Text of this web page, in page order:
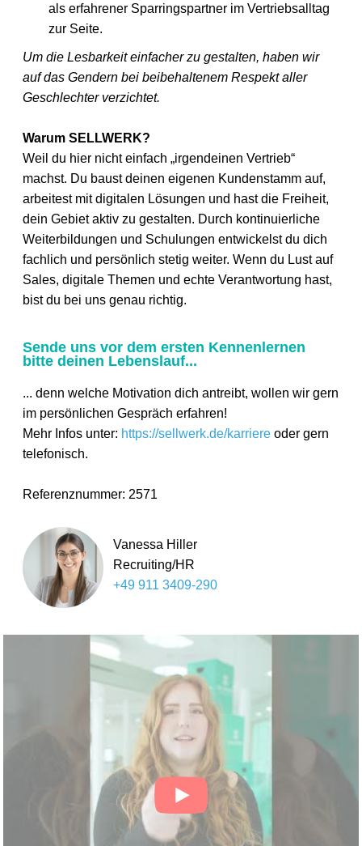
als erfahrener Sparringspartner im Vertriebsalltag
zur Seite.
Um die Lesbarkeit einfacher zu gestalten, haben wir
auf das Gendern bei beibehaltenem Respekt aller
Geschlechter verzichtet.
Warum SELLWERK?
Weil du hier nicht einfach „irgendeinen Vertrieb“
machst. Du baust deinen eigenen Kundenstamm auf,
arbeitest mit digitalen Lösungen und hast die Freiheit,
dein Gebiet aktiv zu gestalten. Durch kontinuierliche
Weiterbildungen und Schulungen entwickelst du dich
fachlich und persönlich stetig weiter. Wenn du Lust auf
Sales, digitale Themen und echte Verantwortung hast,
bist du bei uns genau richtig.
Sende uns vor dem ersten Kennenlernen
bitte deinen Lebenslauf...
... denn welche Motivation dich antreibt, wollen wir gern
im persönlichen Gespräch erfahren!
Mehr Infos unter: https://sellwerk.de/karriere oder gern
telefonisch.
Referenznummer: 2571
Vanessa Hiller
Recruiting/HR
+49 911 3409-290